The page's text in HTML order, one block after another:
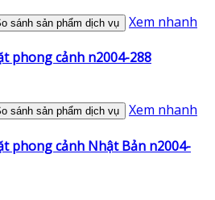
sánh sản phẩm dịch vụ Xem nhanh
phong cảnh n2004-288
sánh sản phẩm dịch vụ Xem nhanh
phong cảnh Nhật Bản n2004-